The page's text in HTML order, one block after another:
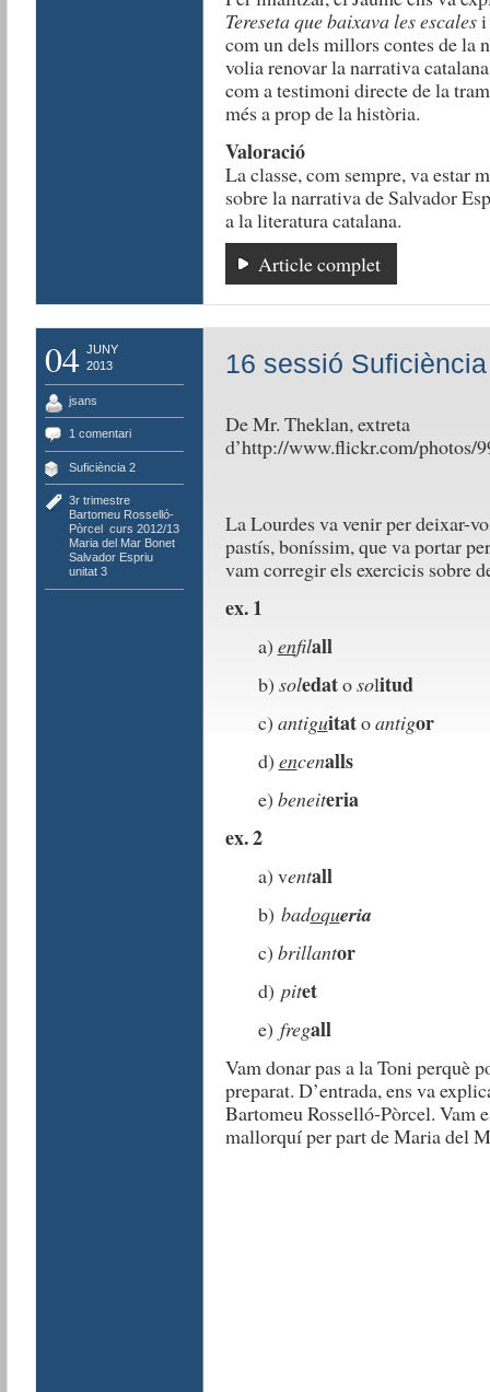
Tereseta que baixava les escalesi
com un dels millors contes de la
volia renovar la narrativa
com a testimoni directe de la
més a prop de la història.
Valoració
La classe, com sempre, va estar
sobre la narrativa de Salvador
a la literatura catalana.
Article complet
04 JUNY
2013
jsans
1 comentari
Suficiència 2
3r trimestre,
Bartomeu Rosselló-
Pòrcel , curs 2012/13,
Maria del Mar Bonet,
Salvador Espriu,
unitat 3
16 sessió
De Mr. Theklan, extreta
d’http://www.flickr.com/photos/
La Lourdes va venir per deixar-
pastís, boníssim, que va portar
vam corregir els exercicis sobre
ex. 1
a) enfilall
b) soledatosolitud
c) antiguitatoantigor
d) encenalls
e) beneiteria
ex. 2
a) ventall
b) badoqueria
c) brillantor
d) pitet
e) fregall
Vam donar pas a la Toni perquè
preparat. D’entrada, ens va
Bartomeu Rosselló-Pòrcel. Vam
mallorquí per part de Maria del